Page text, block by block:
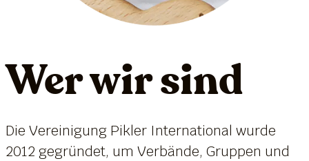
Wer wir sind
Die Vereinigung Pikler International wurde
2012 gegründet, um Verbände, Gruppen und